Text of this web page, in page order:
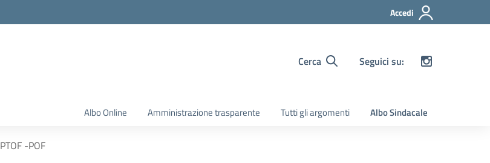
Accedi
Cerca Seguici su:
Albo Online Amministrazione trasparente Tutti gli argomenti Albo Sindacale
PTOF -POF